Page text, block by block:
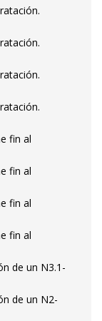
fin al
fin al
fin al
fin al
de un N3.1-
de un N2-